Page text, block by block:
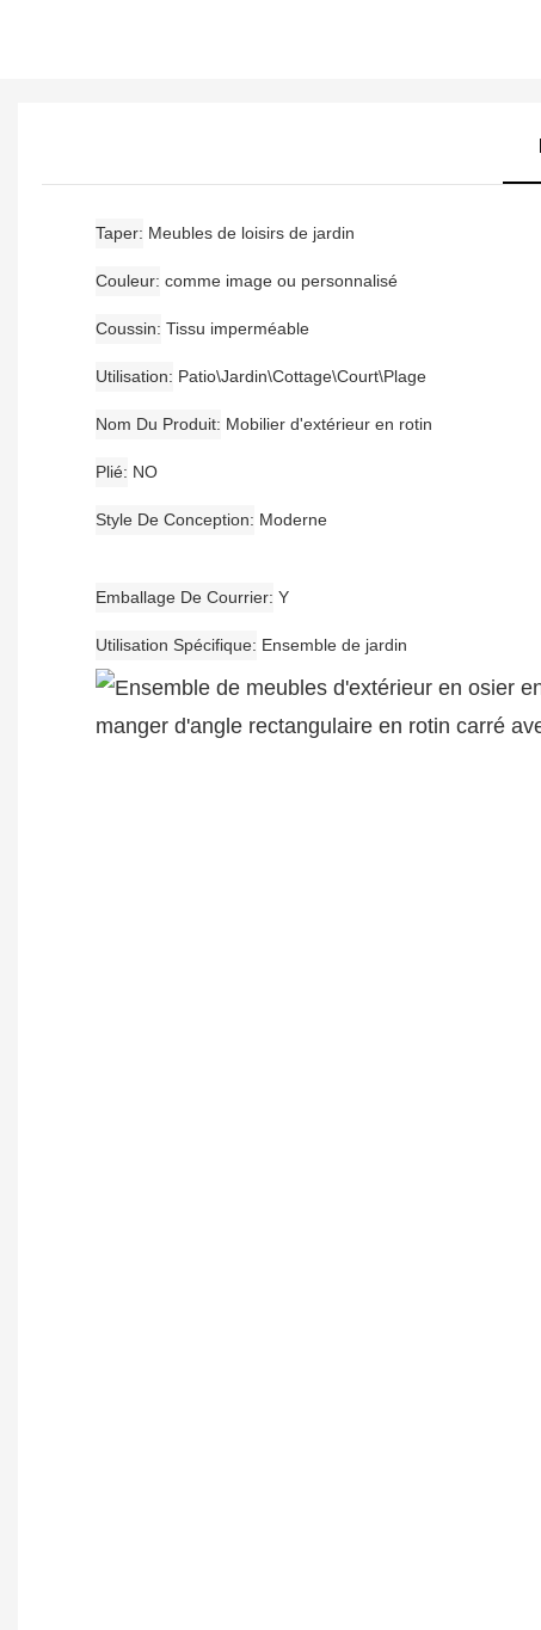
Taper Meubles de loisirs de jardin
Couleur comme image ou personnalisé
Coussin Tissu imperméable
Utilisation Patio\Jardin\Cottage\Court\Plage
Nom Du Produit Mobilier d'extérieur en rotin
Plié NO
Style De Conception Moderne
Emballage De Courrier Y
Utilisation Spécifique Ensemble de jardin